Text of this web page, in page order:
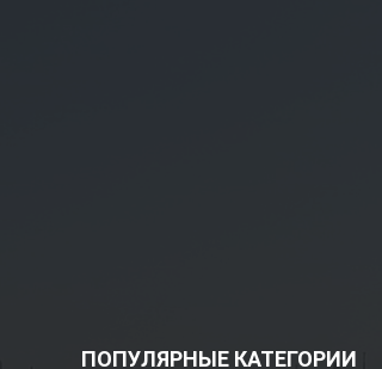
ПОПУЛЯРНЫЕ КАТЕГОРИИ